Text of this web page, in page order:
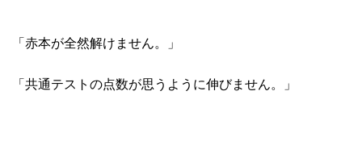
「赤本が全然解けません。」
「共通テストの点数が思うように伸びません。」